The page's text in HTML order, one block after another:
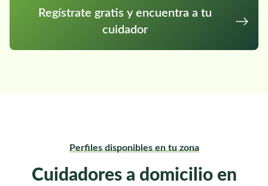
Regístrate gratis y encuentra a tu
cuidador
Perfiles disponibles en tu zona
Cuidadores a domicilio en